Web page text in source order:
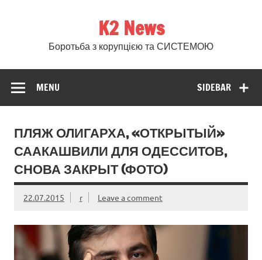
K2 News
Боротьба з корупцією та СИСТЕМОЮ
SIDEBAR
MENU
ПЛЯЖ ОЛИГАРХА, «ОТКРЫТЫЙ»
СААКАШВИЛИ ДЛЯ ОДЕССИТОВ,
СНОВА ЗАКРЫТ (ФОТО)
22.07.2015 r Leave a comment